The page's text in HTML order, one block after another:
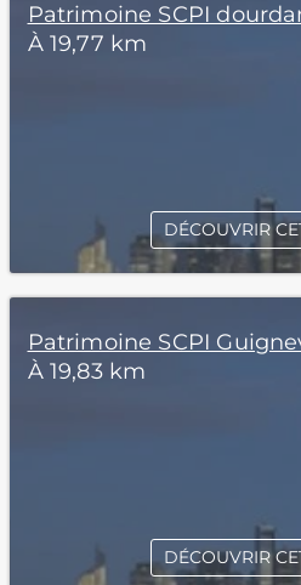
Patrimoine SCPI
À 19,77 km
DÉCOUVRIR
Patrimoine SCPI
À 19,83 km
DÉCOUVRIR